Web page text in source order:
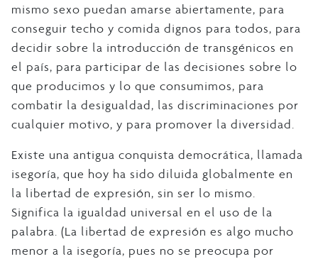
mismo sexo puedan amarse abiertamente, para
conseguir techo y comida dignos para todos, para
decidir sobre la introducción de transgénicos en
el país, para participar de las decisiones sobre lo
que producimos y lo que consumimos, para
combatir la desigualdad, las discriminaciones por
cualquier motivo, y para promover la diversidad.
Existe una antigua conquista democrática, llamada
isegoría, que hoy ha sido diluida globalmente en
la libertad de expresión, sin ser lo mismo.
Significa la igualdad universal en el uso de la
palabra. (La libertad de expresión es algo mucho
menor a la isegoría, pues no se preocupa por